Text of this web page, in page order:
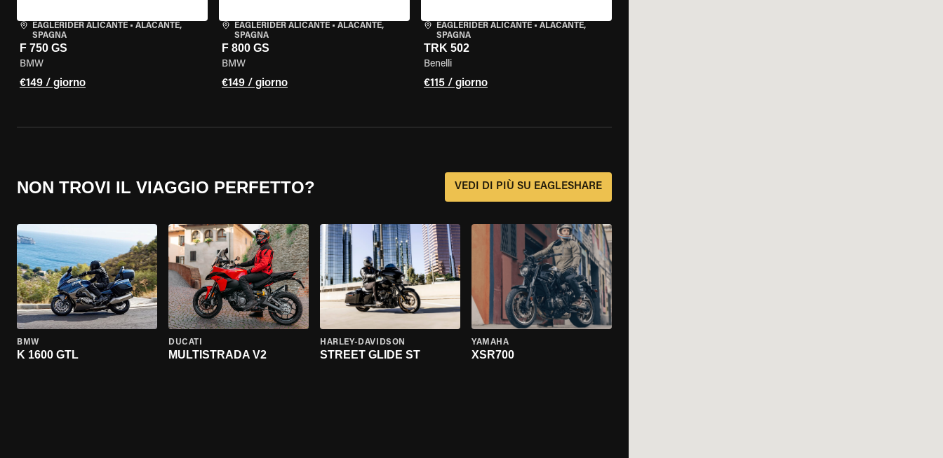
EAGLERIDER ALICANTE • ALACANTE,
SPAGNA
F 750 GS
BMW
€149 / giorno
EAGLERIDER ALICANTE• ALACANTE,
SPAGNA
F 800 GS
BMW
€149 / giorno
EAGLERIDER ALICANTE• ALACANTE,
SPAGNA
TRK 502
Benelli
€115 / giorno
NON TROVI IL VIAGGIO PERFETTO? VEDI DI PIÙ SU EAGLESHARE
BMW
K 1600 GTL
DUCATI
MULTISTRADA V2
HARLEY-DAVIDSON
STREET GLIDE ST
YAMAHA
XSR700